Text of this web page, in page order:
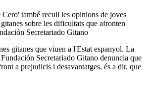
Cero' també recull les opinions de joves
sobre les dificultats que afronten
Secretariado Gitano
gitanes que viuen a l'Estat espanyol. La
Secretariado Gitano denuncia que
a prejudicis i desavantatges, és a dir, que